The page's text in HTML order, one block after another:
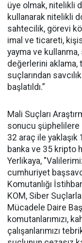
üye olmak, nitelikli
kullanarak nitelikli
sahtecilik, görevi
imal ve ticareti,
yayma ve kullanma,
değerlerini
suçlarından
başlatıldı.”
Mali Suçları
sonucu şüphelilere
32 araç ile
banka ve 35 kripto
Yerlikaya,
cumhuriyet
Komutanlığı
KOM, Siber
Mücadele Daire
komutanlarımızı,
çalışanlarımızı